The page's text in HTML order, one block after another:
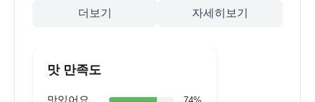
더보기 자세히보기
맛 만족도